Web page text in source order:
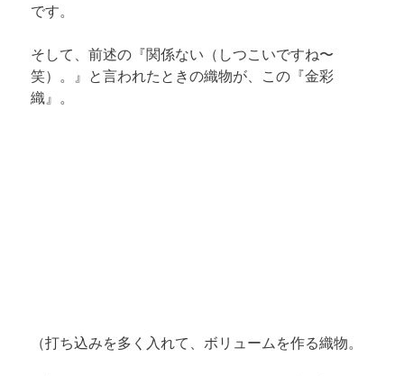
です。
そして、前述の『関係ない（しつこいですね〜
笑）。』と言われたときの織物が、この『金彩
織』。
（打ち込みを多く入れて、ボリュームを作る織物。